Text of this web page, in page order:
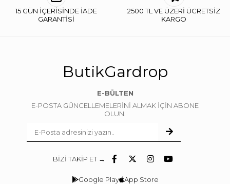
15 GÜN İÇERİSİNDE İADE
GARANTİSİ
2500 TL VE ÜZERİ ÜCRETSİZ
KARGO
ButikGardrop
E-BÜLTEN
E-POSTA GÜNCELLEMELERİNİ ALMAK İÇİN ABONE
OLUN.
BİZİ TAKİP ET →
Google Play App Store